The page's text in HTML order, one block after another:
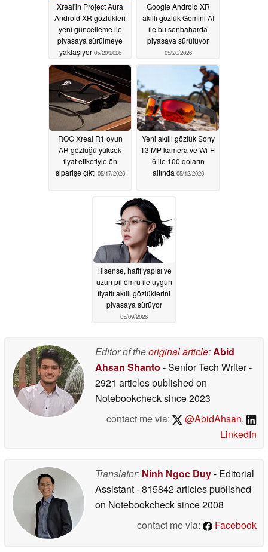
Xreal'in Project Aura
Android XR gözlükleri
yeni güncelleme ile
piyasaya sürülmeye
yaklaşıyor 05/20/2026
Google Android XR
akıllı gözlük Gemini AI
ile bu sonbaharda
piyasaya sürülüyor
05/20/2026
ROG Xreal R1 oyun
AR gözlüğü yüksek
fiyat etiketiyle ön
siparişe çıktı 05/17/2026
Yeni akıllı gözlük Sony
13 MP kamera ve Wi-Fi
6 ile 100 doların
altında 05/12/2026
Hisense, hafif yapısı ve
uzun pil ömrü ile uygun
fiyatlı akıllı gözlüklerini
piyasaya sürüyor
05/09/2026
Editor of theoriginal article:Abid
Ahsan Shanto - Senior Tech Writer-
2921 articles published on
Notebookchecksince 2023
contact me via:
@AbidAhsan,
LinkedIn
Translator: Ninh Ngoc Duy- Editorial
Assistant- 815842 articles published
on Notebookchecksince 2008
contact me via:
Facebook